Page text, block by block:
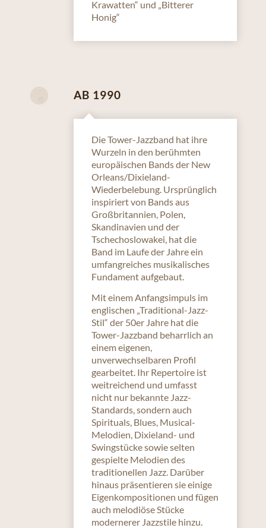
Krawatten“ und „Bitterer
Honig“
AB 1990
Die Tower-Jazzband hat ihre
Wurzeln in den berühmten
europäischen Bands der New
Orleans/Dixieland-
Wiederbelebung. Ursprünglich
inspiriert von Bands aus
Großbritannien, Polen,
Skandinavien und der
Tschechoslowakei, hat die
Band im Laufe der Jahre ein
umfangreiches musikalisches
Fundament aufgebaut.
Mit einem Anfangsimpuls im
englischen „Traditional-Jazz-
Stil“ der 50er Jahre hat die
Tower-Jazzband beharrlich an
einem eigenen,
unverwechselbaren Profil
gearbeitet. Ihr Repertoire ist
weitreichend und umfasst
nicht nur bekannte Jazz-
Standards, sondern auch
Spirituals, Blues, Musical-
Melodien, Dixieland- und
Swingstücke sowie selten
gespielte Melodien des
traditionellen Jazz. Darüber
hinaus präsentieren sie einige
Eigenkompositionen und fügen
auch melodiöse Stücke
modernerer Jazzstile hinzu.